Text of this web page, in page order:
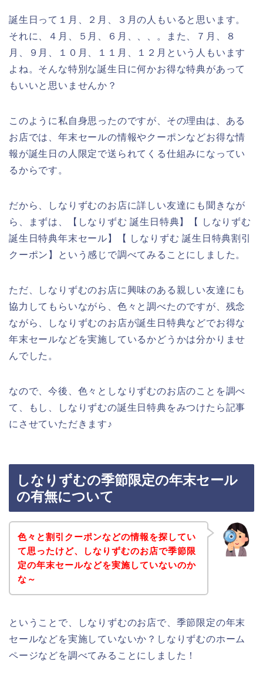
誕生日って１月、２月、３月の人もいると思います。
それに、４月、５月、６月、、、。また、７月、８
月、９月、１０月、１１月、１２月という人もいます
よね。そんな特別な誕生日に何かお得な特典があって
もいいと思いませんか？
このように私自身思ったのですが、その理由は、ある
お店では、年末セールの情報やクーポンなどお得な情
報が誕生日の人限定で送られてくる仕組みになってい
るからです。
だから、しなりずむのお店に詳しい友達にも聞きなが
ら、まずは、【しなりずむ 誕生日特典】【 しなりずむ
誕生日特典年末セール】【 しなりずむ 誕生日特典割引
クーポン】という感じで調べてみることにしました。
ただ、しなりずむのお店に興味のある親しい友達にも
協力してもらいながら、色々と調べたのですが、残念
ながら、しなりずむのお店が誕生日特典などでお得な
年末セールなどを実施しているかどうかは分かりませ
んでした。
なので、今後、色々としなりずむのお店のことを調べ
て、もし、しなりずむの誕生日特典をみつけたら記事
にさせていただきます♪
しなりずむの季節限定の年末セール
の有無について
色々と割引クーポンなどの情報を探してい
て思ったけど、しなりずむのお店で季節限
定の年末セールなどを実施していないのか
な～
ということで、しなりずむのお店で、季節限定の年末
セールなどを実施していないか？しなりずむのホーム
ページなどを調べてみることにしました！